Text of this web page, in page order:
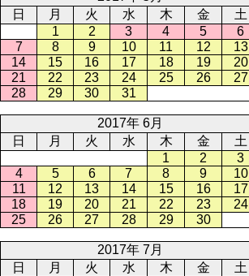
日
月 火 水 木 金
土
1
2 3 4 5
6
7
8 9 10 11 12
13
14
15 16 17 18 19
20
21
22 23 24 25 26
27
28
29 30 31
2017年 6月
日
月 火 水 木 金
土
1
2
3
4
5 6 7 8 9
10
11
12 13 14 15 16
17
18
19 20 21 22 23
24
25
26 27 28 29 30
2017年 7月
日
月 火 水 木 金
土